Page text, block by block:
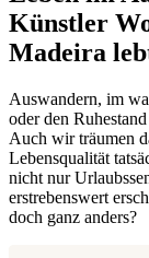
Künstler
Madeira
Auswandern, im
oder den
Auch wir träumen
Lebensqualität
nicht nur
erstrebenswert
doch ganz anders?